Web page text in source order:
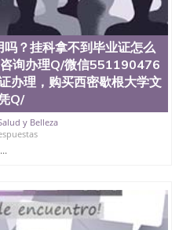
？挂科拿不到毕业证怎么
询办理Q/微信551190476
办理，购买西密歇根大学文
Q/
y Belleza
...